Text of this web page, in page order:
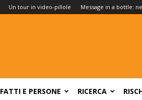
Un tour in video-pillole Message in a bottle:
FATTI E PERSONE RICERCA